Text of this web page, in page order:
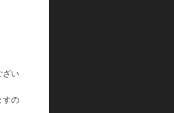
ざい
すの